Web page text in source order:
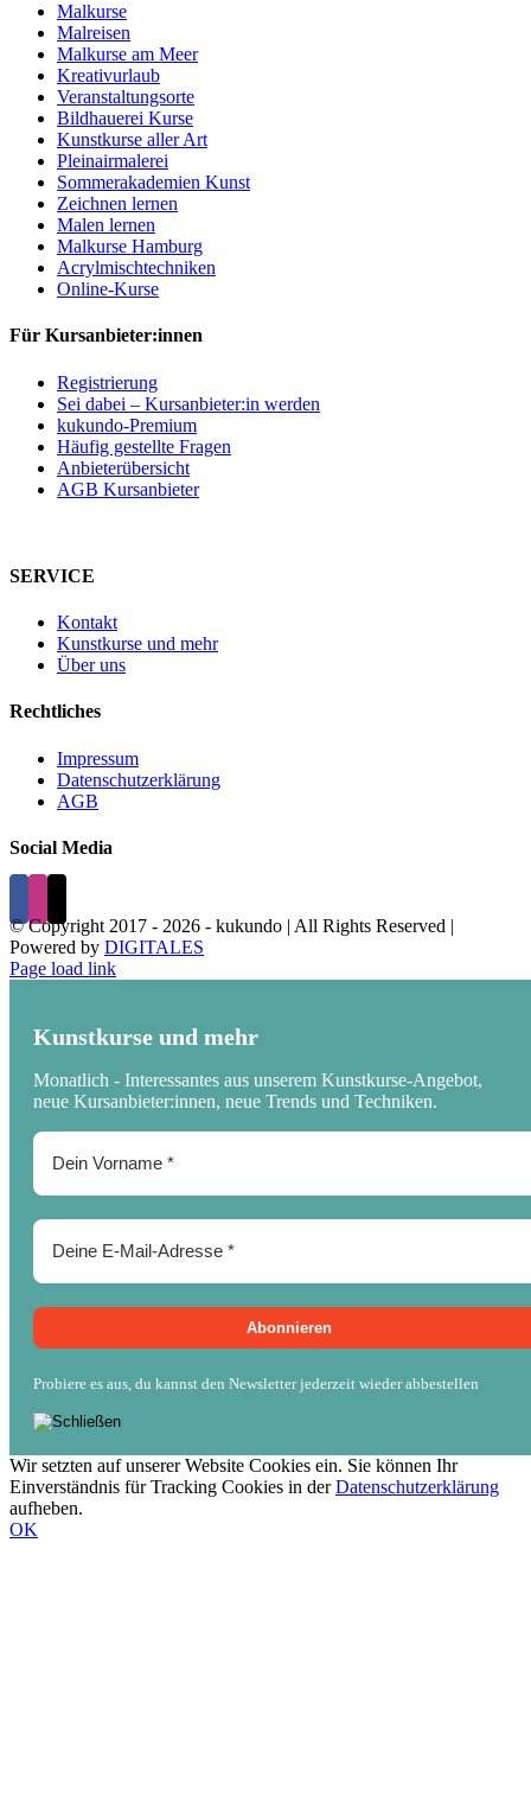
Malkurse
Malreisen
Malkurse am Meer
Kreativurlaub
Veranstaltungsorte
Bildhauerei Kurse
Kunstkurse aller Art
Pleinairmalerei
Sommerakademien Kunst
Zeichnen lernen
Malen lernen
Malkurse Hamburg
Acrylmischtechniken
Online-Kurse
Für Kursanbieter:innen
Registrierung
Sei dabei – Kursanbieter:in werden
kukundo-Premium
Häufig gestellte Fragen
Anbieterübersicht
AGB Kursanbieter
SERVICE
Kontakt
Kunstkurse und mehr
Über uns
Rechtliches
Impressum
Datenschutzerklärung
AGB
Social Media
© Copyright 2017 - 2026 - kukundo | All Rights Reserved |
Powered by DIGITALES
Page load link
Kunstkurse und mehr
Monatlich - Interessantes aus unserem Kunstkurse-Angebot,
neue Kursanbieter:innen, neue Trends und Techniken.
Probiere es aus, du kannst den Newsletter jederzeit wieder abbestellen
Wir setzten auf unserer Website Cookies ein. Sie können Ihr
Einverständnis für Tracking Cookies in derDatenschutzerklärung
aufheben.
OK